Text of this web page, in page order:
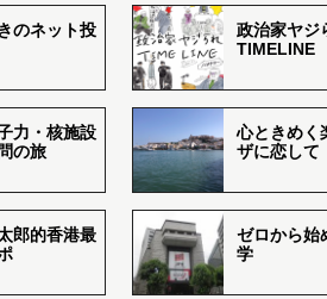
のネット投
政治家ヤジ
TIMELINE
力・核施設
の旅
心ときめく
ザに恋して
郎的香港最
ゼロから始
学